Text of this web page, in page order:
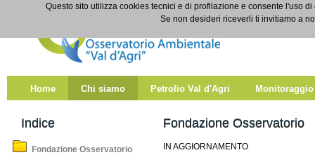
Salta al contenuto
Fondazione Osservatorio
Home Chi siamo Petrolio Val d'Agri Monitoraggio
Indice
Fondazione Osservatorio
Fondazione Osservatorio
IN AGGIORNAMENTO
Questo sito utilizza cookies tecnici e di profilazione e consente l'uso
Se non desideri riceverli ti invitiamo a